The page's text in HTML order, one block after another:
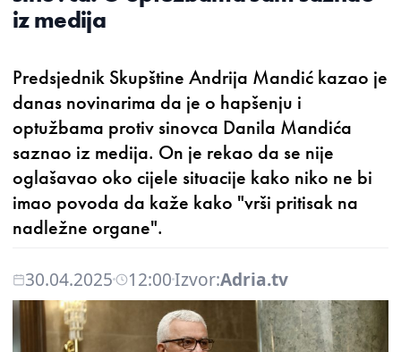
iz medija
Predsjednik Skupštine Andrija Mandić kazao je
danas novinarima da je o hapšenju i
optužbama protiv sinovca Danila Mandića
saznao iz medija. On je rekao da se nije
oglašavao oko cijele situacije kako niko ne bi
imao povoda da kaže kako "vrši pritisak na
nadležne organe".
30.04.2025 12:00Izvor:Adria.tv